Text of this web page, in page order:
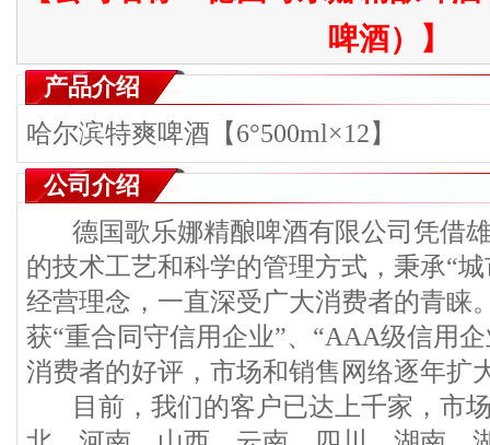
啤酒）
】
产品介绍
哈尔滨特爽啤酒【6°500ml×12】
公司介绍
德国歌乐娜精酿啤酒有限公司凭借
的技术工艺和科学的管理方式，秉承“
经营理念，一直深受广大消费者的青睐
获“重合同守信用企业”、“AAA级信用
消费者的好评，市场和销售网络逐年扩
目前，我们的客户已达上千家，市